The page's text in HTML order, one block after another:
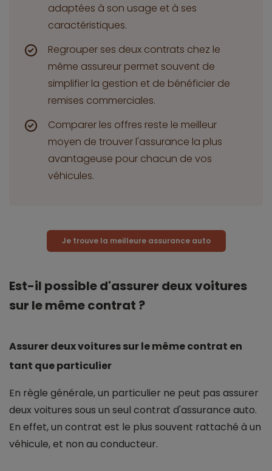
adaptées à son usage et à ses
caractéristiques.
Regrouper ses deux contrats chez le
même assureur permet souvent de
simplifier la gestion et de bénéficier de
remises commerciales.
Comparer les offres reste le meilleur
moyen de trouver l'assurance la plus
avantageuse pour chacun de vos
véhicules.
Je trouve la meilleure assurance auto
Est-il possible d'assurer deux voitures
sur le même contrat ?
Assurer deux voitures sur le même contrat en
tant que particulier
En règle générale, un particulier ne peut pas assurer
deux voitures sous un seul contrat d'assurance auto.
En effet, un contrat est le plus souvent rattaché à un
véhicule, et non au conducteur.